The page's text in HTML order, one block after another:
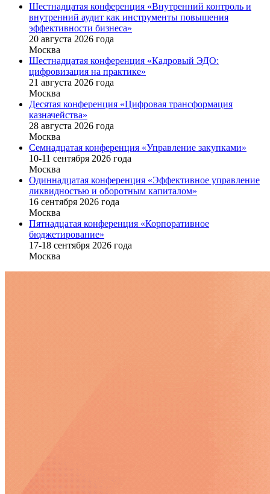
Шестнадцатая конференция «Внутренний контроль и
внутренний аудит как инструменты повышения
эффективности бизнеса»
20 августа 2026 года
Москва
Шестнадцатая конференция «Кадровый ЭДО:
цифровизация на практике»
21 августа 2026 года
Москва
Десятая конференция «Цифровая трансформация
казначейства»
28 августа 2026 года
Москва
Семнадцатая конференция «Управление закупками»
10-11 сентября 2026 года
Москва
Одиннадцатая конференция «Эффективное управление
ликвидностью и оборотным капиталом»
16 cентября 2026 года
Москва
Пятнадцатая конференция «Корпоративное
бюджетирование»
17-18 сентября 2026 года
Москва